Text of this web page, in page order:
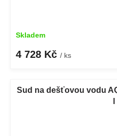
Skladem
4 728 Kč / ks
Sud na dešťovou vodu